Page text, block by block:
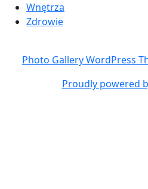
Wnętrza
Zdrowie
Photo Gallery WordPress
Proudly powered